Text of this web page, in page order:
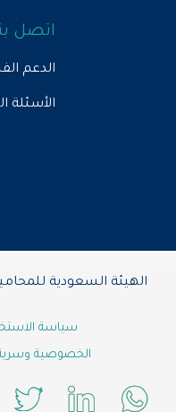
اتصل بنا
الدعم الفني
الأسئلة
الهيئة السعودية
سياسة
الخصوصية وسرية